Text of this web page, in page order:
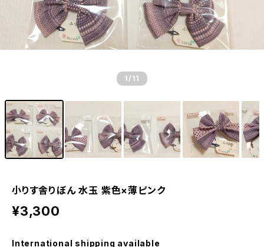
1 /11
小りす舎りぼん 水玉 紫色×薄ピンク
¥3,300
International shipping available